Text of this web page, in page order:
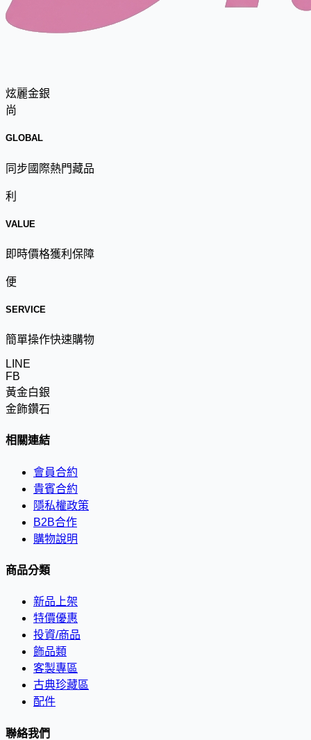
炫麗金銀
尚
GLOBAL
同步國際熱門藏品
利
VALUE
即時價格獲利保障
便
SERVICE
簡單操作快速購物
LINE
FB
黃金白銀
金飾鑽石
相關連結
會員合約
貴賓合約
隱私權政策
B2B合作
購物說明
商品分類
新品上架
特價優惠
投資/商品
飾品類
客製專區
古典珍藏區
配件
聯絡我們